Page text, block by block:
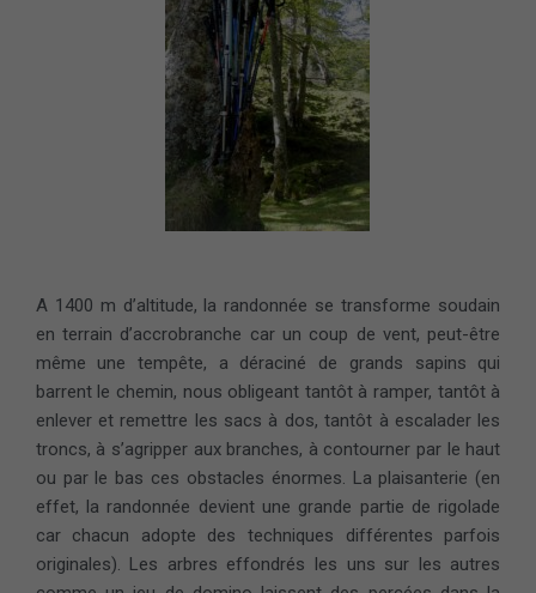
A 1400 m d’altitude, la randonnée se transforme soudain
en terrain d’accrobranche car un coup de vent, peut-être
même une tempête, a déraciné de grands sapins qui
barrent le chemin, nous obligeant tantôt à ramper, tantôt à
enlever et remettre les sacs à dos, tantôt à escalader les
troncs, à s’agripper aux branches, à contourner par le haut
ou par le bas ces obstacles énormes. La plaisanterie (en
effet, la randonnée devient une grande partie de rigolade
car chacun adopte des techniques différentes parfois
originales). Les arbres effondrés les uns sur les autres